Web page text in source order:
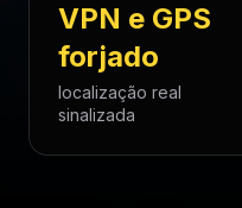
VPN e GPS
forjado
localização real
sinalizada